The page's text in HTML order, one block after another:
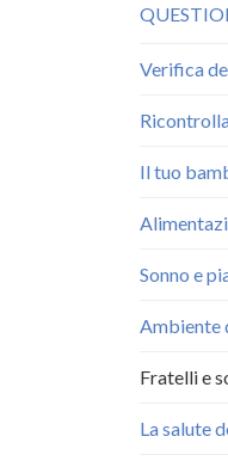
Verifica
Il tuo
Sonno e
Ambiente
Fratelli e
La salute